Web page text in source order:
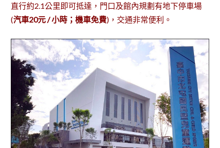
直行約2.1公里即可抵達，門口及館內規劃有地下停車場
(汽車20元 / 小時；機車免費)，交通非常便利。